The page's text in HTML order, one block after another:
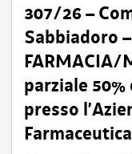
307/26 –
Sabbiadoro
FARMACIA/
parziale
presso